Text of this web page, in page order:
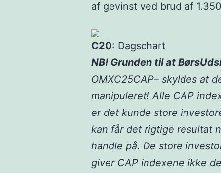
af gevinst ved brud af
C20: Dagschart
NB! Grunden til at
OMXC25CAP– skyldes at
manipuleret! Alle CAP
er det kunde store
kan får det rigtige resultat
handle på. De store
giver CAP indexene ikke